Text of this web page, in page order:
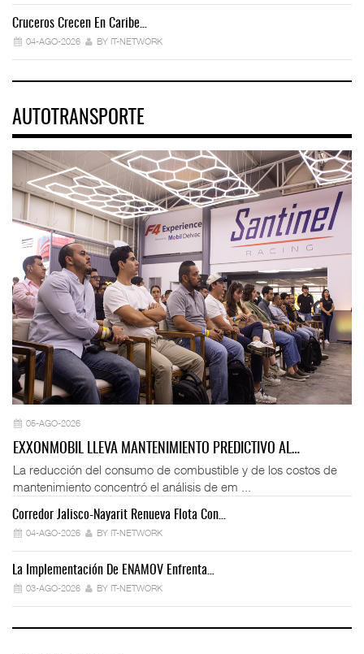
Cruceros Crecen En Caribe…
04-AGO-2026 BY IT-NETWORK
AUTOTRANSPORTE
05-AGO-2026
EXXONMOBIL LLEVA MANTENIMIENTO PREDICTIVO AL…
La reducción del consumo de combustible y de los costos de
mantenimiento concentró el análisis de em ...
Corredor Jalisco-Nayarit Renueva Flota Con…
04-AGO-2026 BY IT-NETWORK
La Implementación De ENAMOV Enfrenta…
03-AGO-2026 BY IT-NETWORK